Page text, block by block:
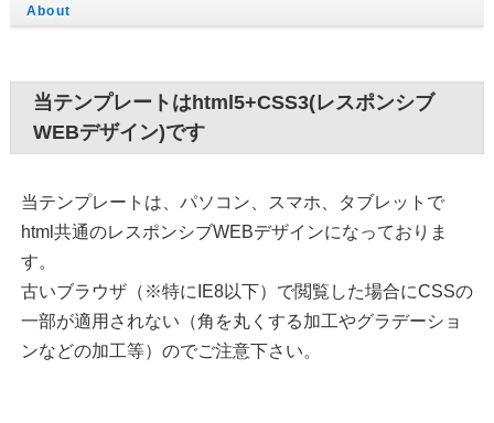
About
当テンプレートはhtml5+CSS3(レスポンシブ
WEBデザイン)です
当テンプレートは、パソコン、スマホ、タブレットで
html共通のレスポンシブWEBデザインになっておりま
す。
古いブラウザ（※特にIE8以下）で閲覧した場合にCSSの
一部が適用されない（角を丸くする加工やグラデーショ
ンなどの加工等）のでご注意下さい。